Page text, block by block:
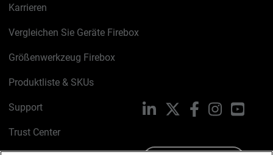
Karrieren
Vergleichen Sie Geräte Firebox
Größenwerkzeug Firebox
Produktliste & SKUs
Support
Trust Center
LinkedIn FacebookInstagram